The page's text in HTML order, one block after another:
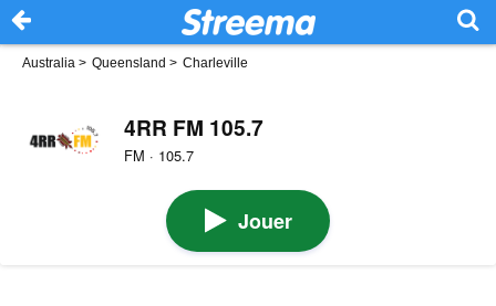
Australia > Queensland > Charleville
4RR FM 105.7
FM · 105.7
Jouer